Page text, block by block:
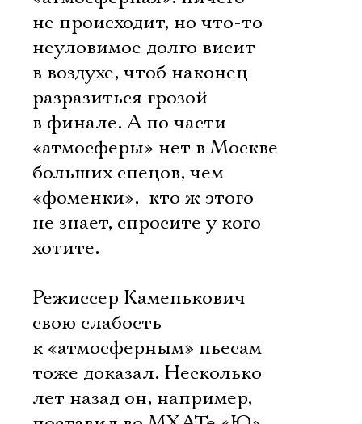
не происходит, но что-то
неуловимое долго висит
в воздухе, чтоб наконец
разразиться грозой
в финале. А по части
«атмосферы» нет в Москве
больших спецов, чем
«фоменки»,  кто ж этого
не знает, спросите у кого
хотите.
Режиссер Каменькович
свою слабость
к «атмосферным» пьесам
тоже доказал. Несколько
лет назад он, например,